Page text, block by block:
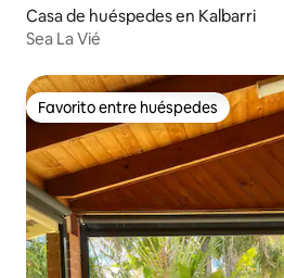
Casa de huéspedes en Kalbarri
Sea La Vié
Favorito entre huéspedes
Favorito entre huéspedes